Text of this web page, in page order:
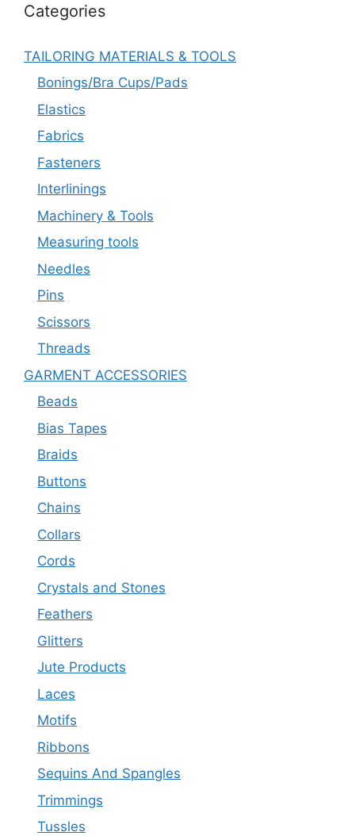
Categories
TAILORING MATERIALS & TOOLS
Bonings/Bra Cups/Pads
Elastics
Fabrics
Fasteners
Interlinings
Machinery & Tools
Measuring tools
Needles
Pins
Scissors
Threads
GARMENT ACCESSORIES
Beads
Bias Tapes
Braids
Buttons
Chains
Collars
Cords
Crystals and Stones
Feathers
Glitters
Jute Products
Laces
Motifs
Ribbons
Sequins And Spangles
Trimmings
Tussles